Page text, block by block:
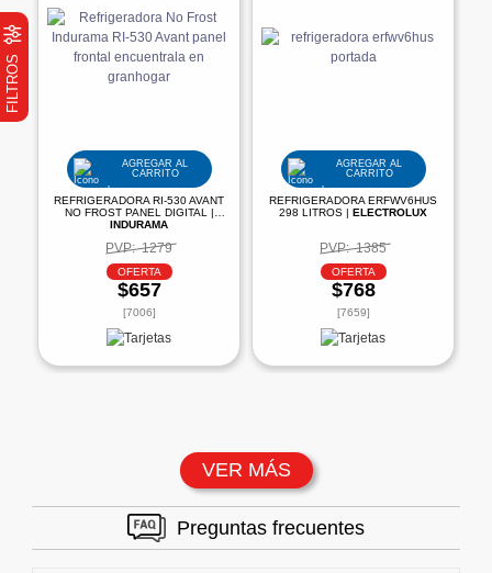
FILTROS
AGREGAR AL
CARRITO
REFRIGERADORA RI-530 AVANT
NO FROST PANEL DIGITAL |
INDURAMA
PVP: 1279
OFERTA
$657
[7006]
AGREGAR AL
CARRITO
REFRIGERADORA ERFWV6HUS
298 LITROS | ELECTROLUX
PVP: 1385
OFERTA
$768
[7659]
VER MÁS
Preguntas frecuentes